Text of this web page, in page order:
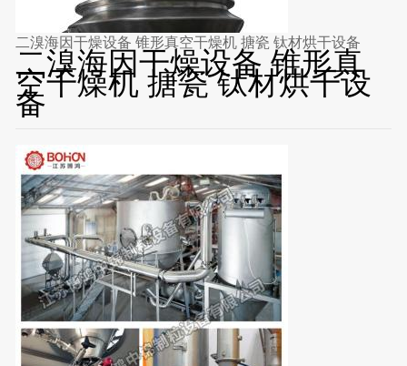
二溴海因干燥设备 锥形真空干燥机 搪瓷 钛材烘干设备
二溴海因干燥设备 锥形真
空干燥机 搪瓷 钛材烘干设
备